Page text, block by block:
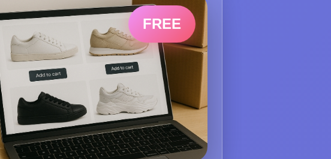
FREE